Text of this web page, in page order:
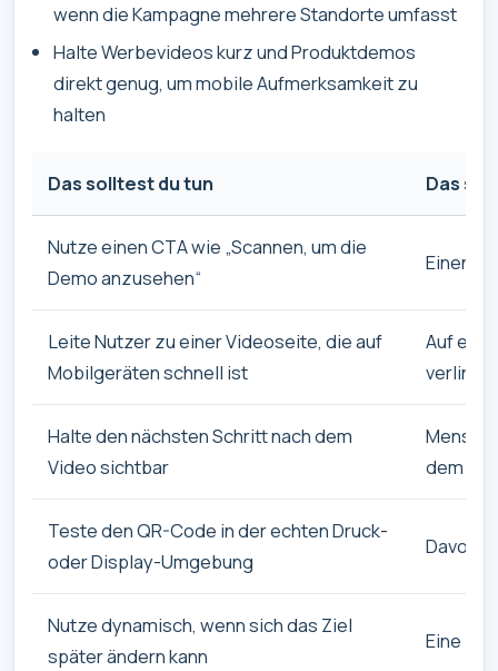
wenn die Kampagne mehrere Standorte umfasst
Halte Werbevideos kurz und Produktdemos
direkt genug, um mobile Aufmerksamkeit zu
halten
Das solltest du tun Das
Nutze einen CTA wie „Scannen, um die
Demo anzusehen“
Einen
Leite Nutzer zu einer Videoseite, die auf
Mobilgeräten schnell ist
Auf
Halte den nächsten Schritt nach dem
Video sichtbar
dem
Teste den QR-Code in der echten Druck-
oder Display-Umgebung
Davon
Nutze dynamisch, wenn sich das Ziel
später ändern kann
Eine